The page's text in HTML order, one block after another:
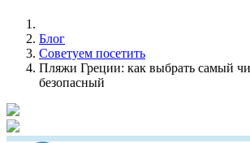
Блог
Советуем посетить
Пляжи Греции: как выбрать самый
безопасный